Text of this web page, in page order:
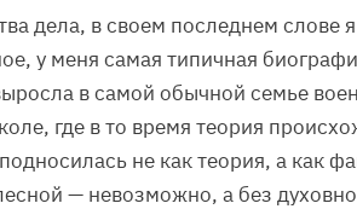
дела, в своем последнем слове
у меня самая типичная
в самой обычной семье
где в то время теория
не как теория, а как
— невозможно, а без